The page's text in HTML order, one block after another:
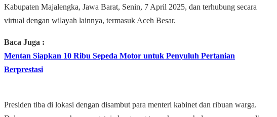
Kabupaten Majalengka, Jawa Barat, Senin, 7 April 2025, dan terhubung secara
virtual dengan wilayah lainnya, termasuk Aceh Besar.
Baca Juga :
Mentan Siapkan 10 Ribu Sepeda Motor untuk Penyuluh Pertanian
Berprestasi
Presiden tiba di lokasi dengan disambut para menteri kabinet dan ribuan warga.